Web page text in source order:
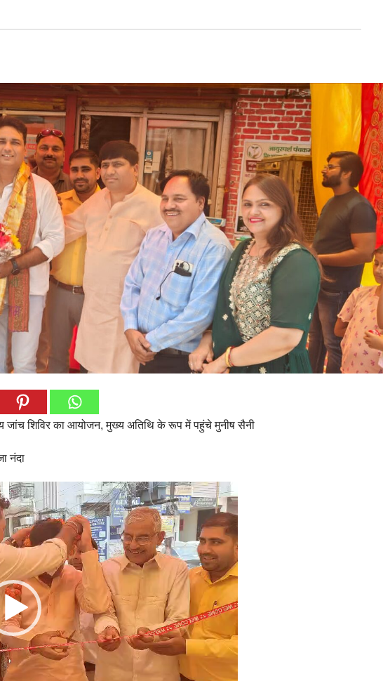
जांच शिविर का आयोजन, मुख्य अतिथि के रूप में पहुंचे मुनीष सैनी
नंदा